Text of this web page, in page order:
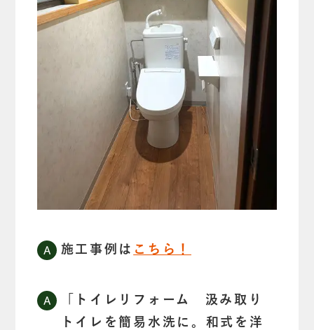
施工事例は こちら！
「トイレリフォーム 汲み取り
トイレを簡易水洗に。和式を洋